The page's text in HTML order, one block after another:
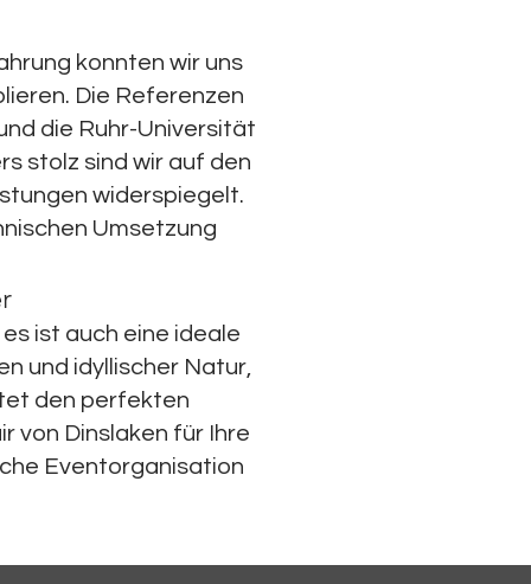
konnten wir uns
Die Referenzen
die Ruhr-Universität
stolz sind wir auf den
widerspiegelt.
Umsetzung
ist auch eine ideale
und idyllischer Natur,
den perfekten
von Dinslaken für Ihre
Eventorganisation